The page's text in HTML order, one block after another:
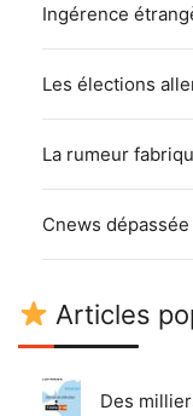
Ingérence
Les élections
La rumeur
Cnews
Articles
Des